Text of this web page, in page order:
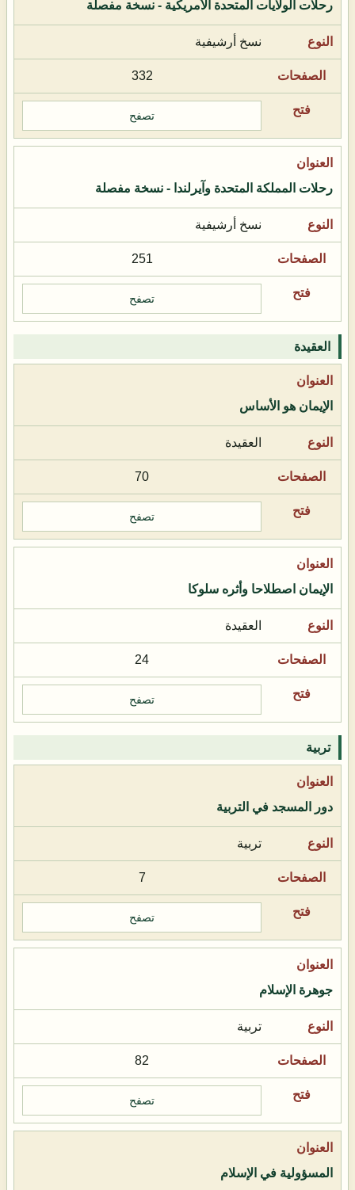
رحلات الولايات المتحدة الأمريكية - نسخة مفصلة
نسخ أرشيفية
332
تصفح
رحلات المملكة المتحدة وآيرلندا - نسخة مفصلة
نسخ أرشيفية
251
تصفح
العقيدة
الإيمان هو الأساس
العقيدة
70
تصفح
الإيمان اصطلاحا وأثره سلوكا
العقيدة
24
تصفح
تربية
دور المسجد في التربية
تربية
7
تصفح
جوهرة الإسلام
تربية
82
تصفح
المسؤولية في الإسلام